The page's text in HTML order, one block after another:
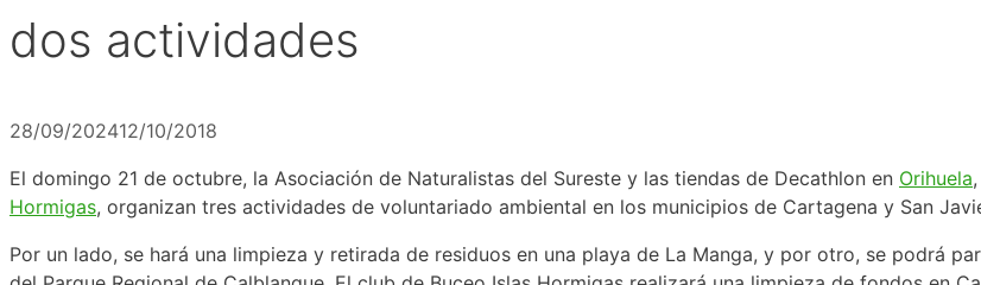
dos actividades
28/09/202412/10/2018
El domingo 21 de octubre, la Asociación de Naturalistas del Sureste y las tiendas de Decathlon en Orihuela
Hormigas, organizan tres actividades de voluntariado ambiental en los municipios de Cartagena y San
Por un lado, se hará una limpieza y retirada de residuos en una playa de La Manga, y por otro, se podrá